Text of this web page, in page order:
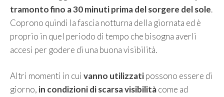
tramonto fino a 30 minuti prima del sorgere del sole.
Coprono quindi la fascia notturna della giornata ed è
proprio in quel periodo di tempo che bisogna averli
accesi per godere di una buona visibilità.
Altri momenti in cui vanno utilizzatipossono essere di
giorno, in condizioni di scarsa visibilitàcome ad